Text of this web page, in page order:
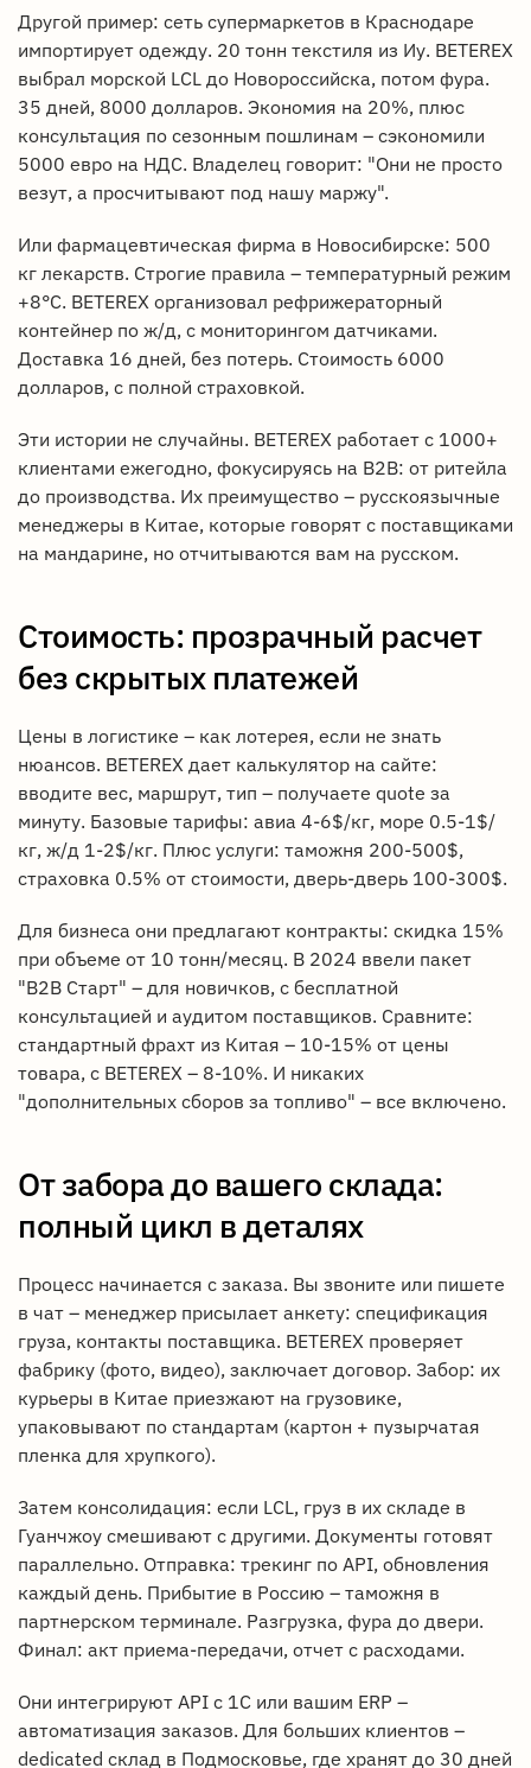
Другой пример: сеть супермаркетов в Краснодаре
импортирует одежду. 20 тонн текстиля из Иу. BETEREX
выбрал морской LCL до Новороссийска, потом фура.
35 дней, 8000 долларов. Экономия на 20%, плюс
консультация по сезонным пошлинам – сэкономили
5000 евро на НДС. Владелец говорит: "Они не просто
везут, а просчитывают под нашу маржу".
Или фармацевтическая фирма в Новосибирске: 500
кг лекарств. Строгие правила – температурный режим
+8°C. BETEREX организовал рефрижераторный
контейнер по ж/д, с мониторингом датчиками.
Доставка 16 дней, без потерь. Стоимость 6000
долларов, с полной страховкой.
Эти истории не случайны. BETEREX работает с 1000+
клиентами ежегодно, фокусируясь на B2B: от ритейла
до производства. Их преимущество – русскоязычные
менеджеры в Китае, которые говорят с поставщиками
на мандарине, но отчитываются вам на русском.
Стоимость: прозрачный расчет
без скрытых платежей
Цены в логистике – как лотерея, если не знать
нюансов. BETEREX дает калькулятор на сайте:
вводите вес, маршрут, тип – получаете quote за
минуту. Базовые тарифы: авиа 4-6$/кг, море 0.5-1$/
кг, ж/д 1-2$/кг. Плюс услуги: таможня 200-500$,
страховка 0.5% от стоимости, дверь-дверь 100-300$.
Для бизнеса они предлагают контракты: скидка 15%
при объеме от 10 тонн/месяц. В 2024 ввели пакет
"B2B Старт" – для новичков, с бесплатной
консультацией и аудитом поставщиков. Сравните:
стандартный фрахт из Китая – 10-15% от цены
товара, с BETEREX – 8-10%. И никаких
"дополнительных сборов за топливо" – все включено.
От забора до вашего склада:
полный цикл в деталях
Процесс начинается с заказа. Вы звоните или пишете
в чат – менеджер присылает анкету: спецификация
груза, контакты поставщика. BETEREX проверяет
фабрику (фото, видео), заключает договор. Забор: их
курьеры в Китае приезжают на грузовике,
упаковывают по стандартам (картон + пузырчатая
пленка для хрупкого).
Затем консолидация: если LCL, груз в их складе в
Гуанчжоу смешивают с другими. Документы готовят
параллельно. Отправка: трекинг по API, обновления
каждый день. Прибытие в Россию – таможня в
партнерском терминале. Разгрузка, фура до двери.
Финал: акт приема-передачи, отчет с расходами.
Они интегрируют API с 1C или вашим ERP –
автоматизация заказов. Для больших клиентов –
dedicated склад в Подмосковье, где хранят до 30 дней